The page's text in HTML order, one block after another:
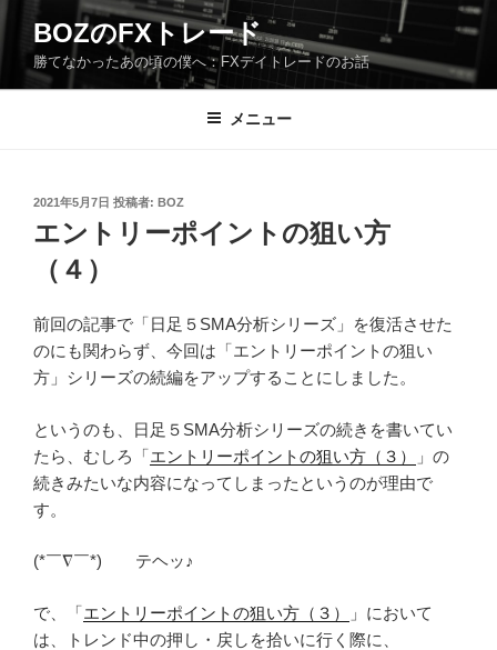
ン
BOZのFXトレード
勝てなかったあの頃の僕へ：FXデイトレードのお話
メニュー
投
日:
2021年5月7日 投稿者: BOZ
エントリーポイントの狙い方
（４）
前回の記事で「日足５SMA分析シリーズ」を復活させた
のにも関わらず、今回は「エントリーポイントの狙い
方」シリーズの続編をアップすることにしました。
というのも、日足５SMA分析シリーズの続きを書いてい
たら、むしろ「エントリーポイントの狙い方（３）
」の
続きみたいな内容になってしまったというのが理由で
す。
(*￣∇￣*)ゞ テヘッ♪
で、「エントリーポイントの狙い方（３）
」において
は、トレンド中の押し・戻しを拾いに行く際に、